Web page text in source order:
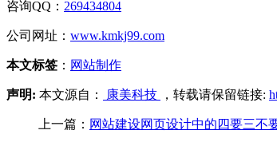
咨询QQ： 269434804
公司网址： www.kmkj99.com
本文标签 ： 网站制作
声明: 本文源自： 康美科技 ，转载请保留链接:
上一篇： 网站建设网页设计中的四要三不